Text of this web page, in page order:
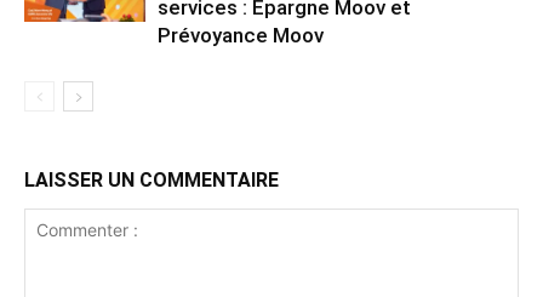
services : Épargne Moov et
Prévoyance Moov
LAISSER UN COMMENTAIRE